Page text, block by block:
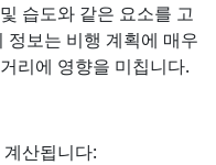
습도와 같은 요소를 고
정보는 비행 계획에 매우
리에 영향을 미칩니다.
산됩니다: